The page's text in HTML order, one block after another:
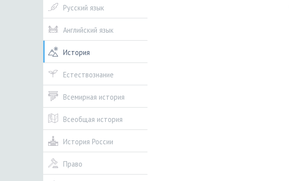
Русский язык
Английский язык
История
Естествознание
Всемирная история
Всеобщая история
История России
Право